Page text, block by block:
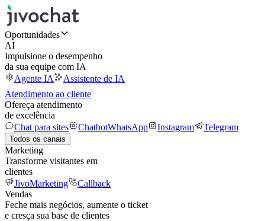
Oportunidades
AI
Impulsione o desempenho
da sua equipe com IA
Agente IA
Assistente de IA
Atendimento ao cliente
Ofereça atendimento
de excelência
Chat para sites
ChatbotWhatsApp Instagram Telegram
Todos os canais
Marketing
Transforme visitantes em
clientes
JivoMarketing
Callback
Vendas
Feche mais negócios, aumente o ticket
e cresça sua base de clientes